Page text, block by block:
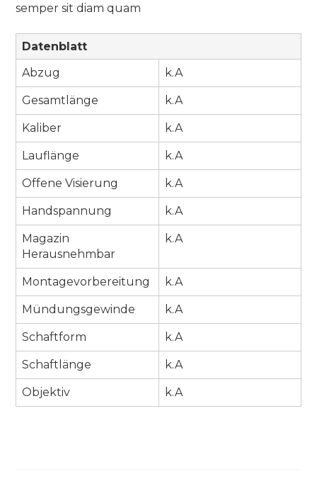
semper sit diam quam
Datenblatt
Abzug
k.A
Gesamtlänge k.A
Kaliber k.A
Lauflänge k.A
Offene Visierung k.A
Handspannung k.A
Magazin
Herausnehmbar
k.A
Montagevorbereitung k.A
Mündungsgewinde k.A
Schaftform k.A
Schaftlänge k.A
Objektiv k.A